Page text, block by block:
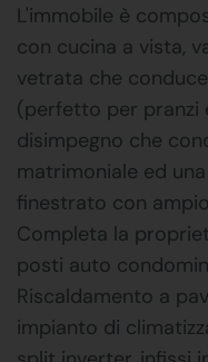
L'immobile è
con cucina a vista,
vetrata che
(perfetto per pranzi
disimpegno che
matrimoniale ed
finestrato con
Completa la
posti auto
Riscaldamento a
impianto di